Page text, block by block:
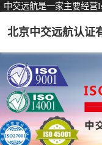
北京中交远航认证
认证服务